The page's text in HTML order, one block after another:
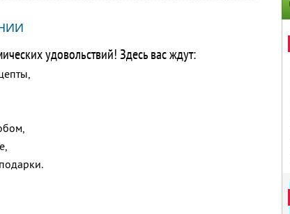
удовольствий! Здесь вас ждут: